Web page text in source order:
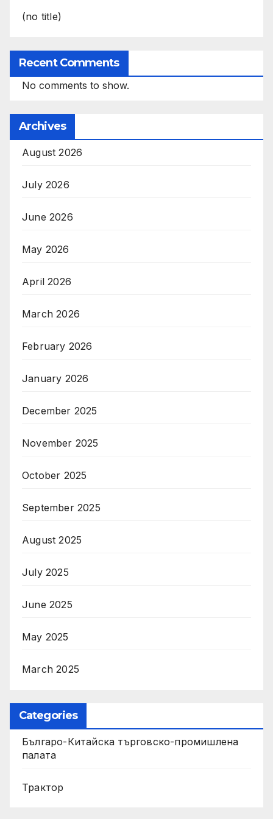
(no title)
Recent Comments
No comments to show.
Archives
August 2026
July 2026
June 2026
May 2026
April 2026
March 2026
February 2026
January 2026
December 2025
November 2025
October 2025
September 2025
August 2025
July 2025
June 2025
May 2025
March 2025
Categories
Българо-Китайска търговско-промишлена
палата
Трактор